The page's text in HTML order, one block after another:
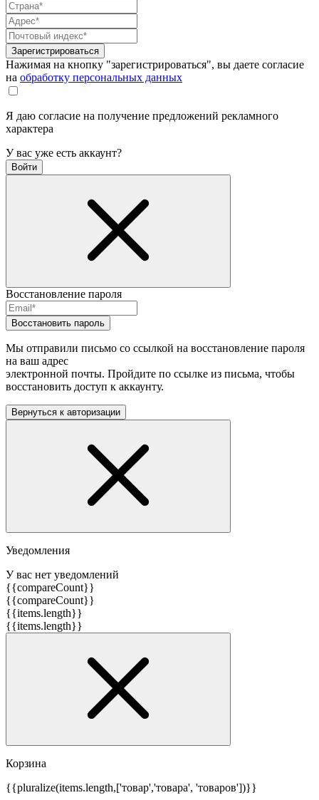
Зарегистрироваться
Нажимая на кнопку "зарегистрироваться", вы даете согласие
на обработку персональных данных
Я даю согласие на получение предложений рекламного
характера
У вас уже есть аккаунт?
Войти
Восстановление пароля
Восстановить пароль
Мы отправили письмо со ссылкой на восстановление пароля
на ваш адрес
электронной почты. Пройдите по ссылке из письма, чтобы
восстановить доступ к аккаунту.
Вернуться к авторизации
Уведомления
У вас нет уведомлений
{{compareCount}}
{{compareCount}}
{{items.length}}
{{items.length}}
Корзина
{{pluralize(items.length,['товар','товара', 'товаров'])}}